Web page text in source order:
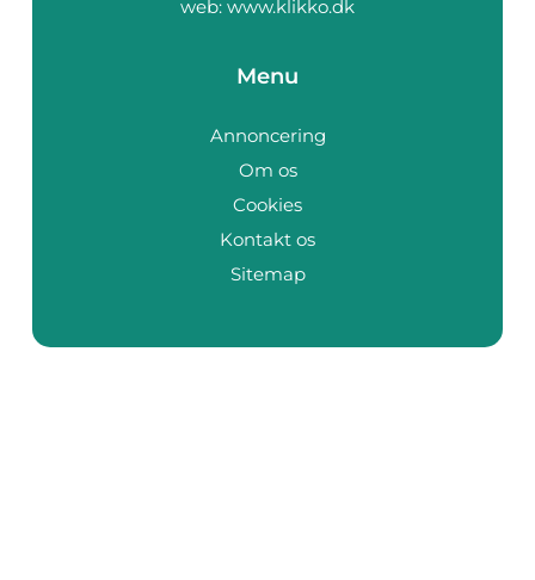
web: www.klikko.dk
Menu
Annoncering
Om os
Cookies
Kontakt os
Sitemap